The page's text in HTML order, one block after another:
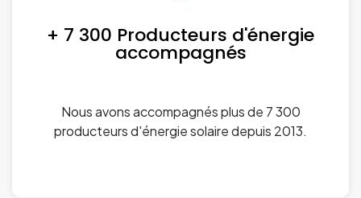
+ 7 300 Producteurs d'énergie
accompagnés
Nous avons accompagnés plus de 7 300
producteurs d'énergie solaire depuis 2013.